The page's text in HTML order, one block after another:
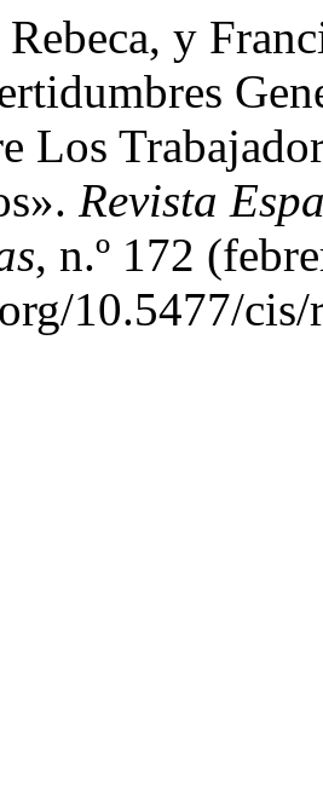
y
Los
Revista
, n.º 172
10.5477/cis/